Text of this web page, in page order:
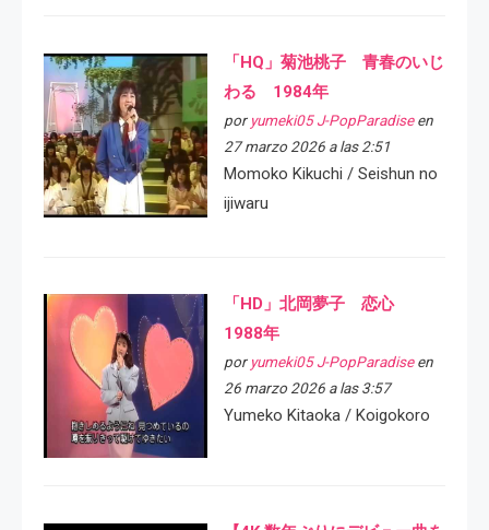
「HQ」菊池桃子 青春のいじ
わる 1984年
por yumeki05 J-PopParadiseen
27 marzo 2026 a las 2:51
Momoko Kikuchi / Seishun no
ijiwaru
「HD」北岡夢子 恋心
1988年
por yumeki05 J-PopParadiseen
26 marzo 2026 a las 3:57
Yumeko Kitaoka / Koigokoro